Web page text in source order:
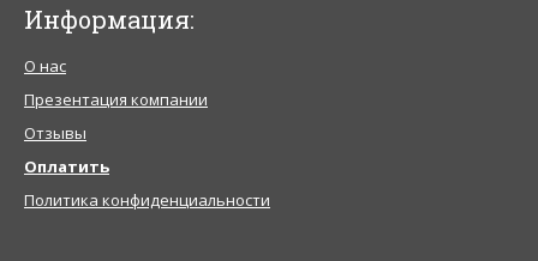
Информация:
О нас
Презентация компании
Отзывы
Оплатить
Политика конфиденциальности